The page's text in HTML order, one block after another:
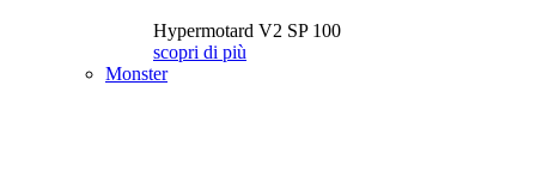
Hypermotard V2 SP 100
scopri di più
Monster